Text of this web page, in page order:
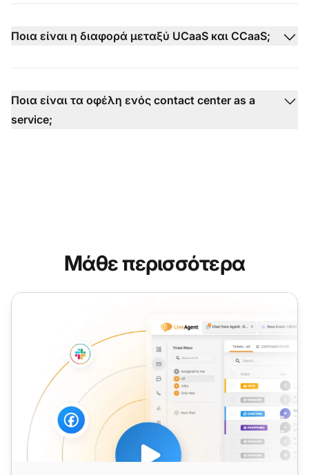
Ποια είναι η διαφορά μεταξύ UCaaS και CCaaS;
Ποια είναι τα οφέλη ενός contact center as a
service;
Μάθε περισσότερα
Τεχνολογία Κέντρου Εξυπηρέτησης Κλήσεων